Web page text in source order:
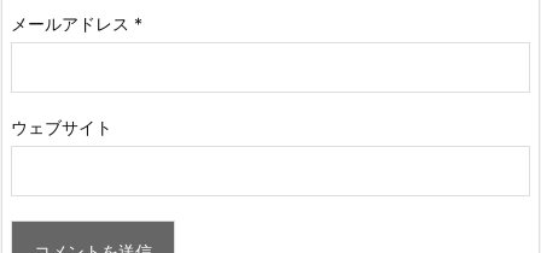
メールアドレス *
ウェブサイト